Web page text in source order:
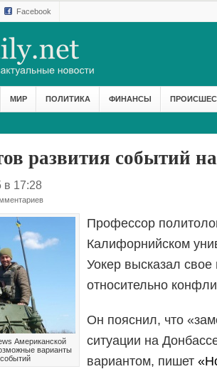
Facebook
МИР ПОЛИТИКА ФИНАНСЫ
развития событий
в 17:28
Американской
варианты
Профессор
Калифорнийском
Уокер высказал свое
относительно
Он пояснил, что
ситуации на
вариантом, пишет